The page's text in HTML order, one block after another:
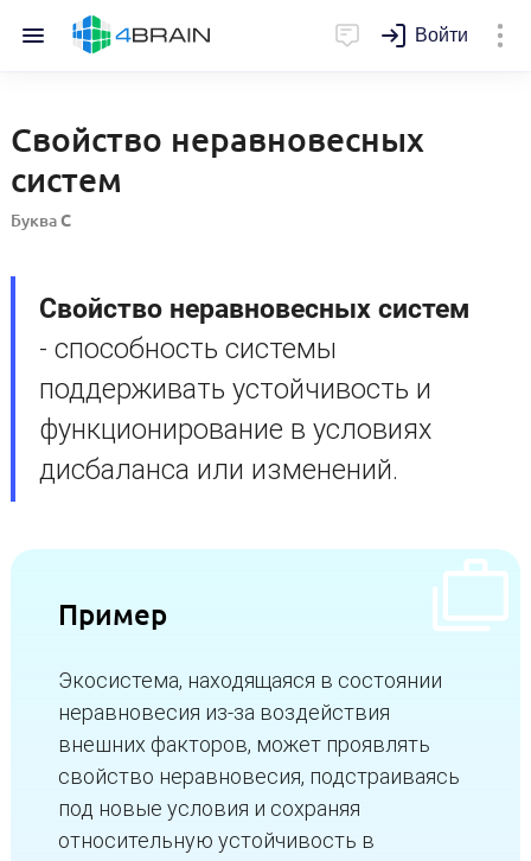
Войти
Свойство неравновесных
систем
БукваС
Свойство неравновесных систем
- способность системы
поддерживать устойчивость и
функционирование в условиях
дисбаланса или изменений.
Пример
Экосистема, находящаяся в состоянии
неравновесия из-за воздействия
внешних факторов, может проявлять
свойство неравновесия, подстраиваясь
под новые условия и сохраняя
относительную устойчивость в